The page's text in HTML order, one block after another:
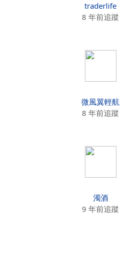
traderlife
8 年前追蹤
微風翼輕航
8 年前追蹤
濁酒
9 年前追蹤